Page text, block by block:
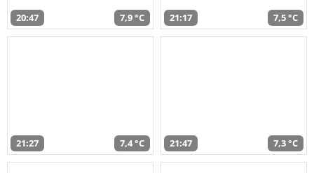
20:47 7,9 °C 21:17 7,5 °C
21:27 7,4 °C 21:47 7,3 °C